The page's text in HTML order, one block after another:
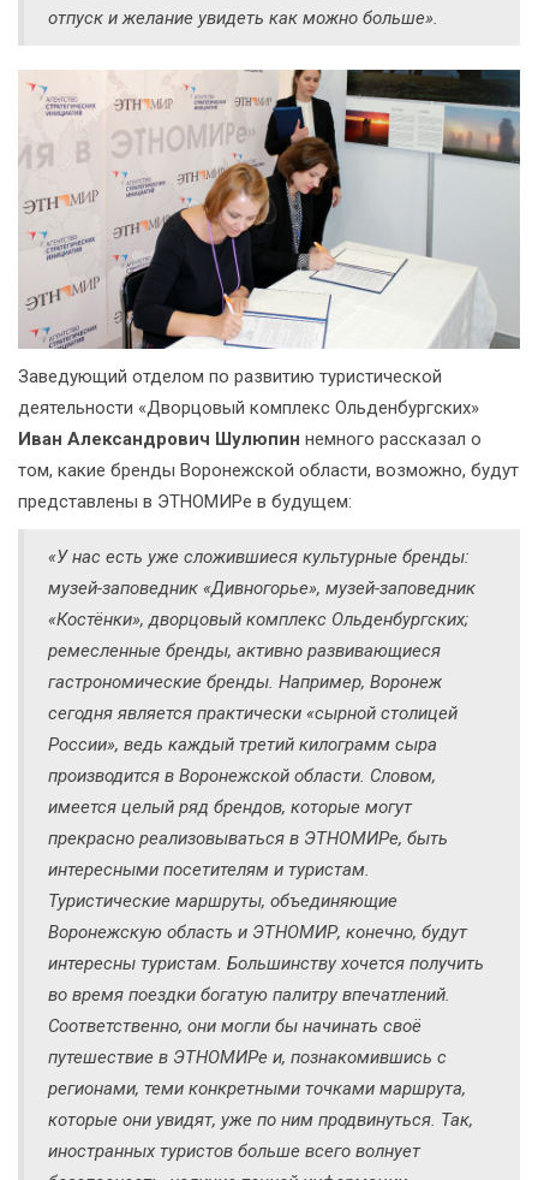
отпуск и желание увидеть как можно больше».
Заведующий отделом по развитию туристической
деятельности «Дворцовый комплекс Ольденбургских»
Иван Александрович Шулюпин немного рассказал о
том, какие бренды Воронежской области, возможно, будут
представлены в ЭТНОМИРе в будущем:
«У нас есть уже сложившиеся культурные бренды:
музей-заповедник «Дивногорье», музей-заповедник
«Костёнки», дворцовый комплекс Ольденбургских;
ремесленные бренды, активно развивающиеся
гастрономические бренды. Например, Воронеж
сегодня является практически «сырной столицей
России», ведь каждый третий килограмм сыра
производится в Воронежской области. Словом,
имеется целый ряд брендов, которые могут
прекрасно реализовываться в ЭТНОМИРе, быть
интересными посетителям и туристам.
Туристические маршруты, объединяющие
Воронежскую область и ЭТНОМИР, конечно, будут
интересны туристам. Большинству хочется получить
во время поездки богатую палитру впечатлений.
Соответственно, они могли бы начинать своё
путешествие в ЭТНОМИРе и, познакомившись с
регионами, теми конкретными точками маршрута,
которые они увидят, уже по ним продвинуться. Так,
иностранных туристов больше всего волнует